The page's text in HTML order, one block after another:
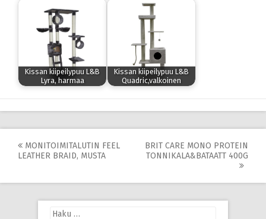
Kissan kiipeilypuu L&B
Lyra, harmaa
Kissan kiipeilypuu L&B
Quadric,valkoinen
Post
navigation
MONITOIMITALUTIN FEEL
LEATHER BRAID, MUSTA
BRIT CARE MONO PROTEIN
TONNIKALA&BATAATT 400G
Haku: